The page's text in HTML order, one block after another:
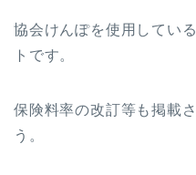
協会けんぽを使用してい
トです。
保険料率の改訂等も掲載
う。